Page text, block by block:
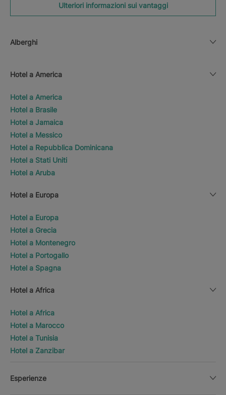
Ulteriori informazioni sui vantaggi
Alberghi
Hotel a America
Hotel a America
Hotel a Brasile
Hotel a Jamaica
Hotel a Messico
Hotel a Repubblica Dominicana
Hotel a Stati Uniti
Hotel a Aruba
Hotel a Europa
Hotel a Europa
Hotel a Grecia
Hotel a Montenegro
Hotel a Portogallo
Hotel a Spagna
Hotel a Africa
Hotel a Africa
Hotel a Marocco
Hotel a Tunisia
Hotel a Zanzibar
Esperienze